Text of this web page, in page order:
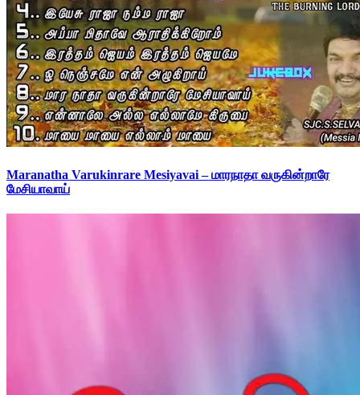
Maranatha Varukinrare Mesiyavai – மாரநாதா வருகின்றாரே
மேசியாவாய்